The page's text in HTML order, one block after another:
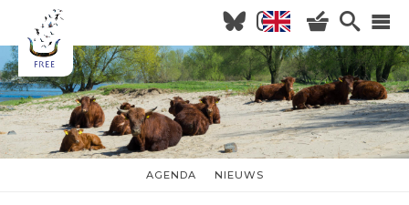
Overslaan
naar
de
inhoud
gaan
Hoofdnavigatie
HOME
NIEUWS
nieuwsmenuAGENDA NIEUWS